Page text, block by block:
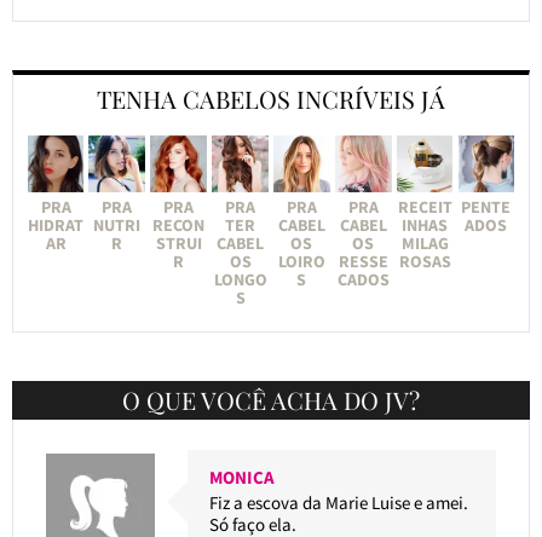
TENHA CABELOS INCRÍVEIS JÁ
PRA
HIDRAT
AR
PRA
NUTRI
R
PRA
RECON
STRUI
R
PRA
TER
CABEL
OS
LONGO
S
PRA
CABEL
OS
LOIRO
S
PRA
CABEL
OS
RESSE
CADOS
RECEIT
INHAS
MILAG
ROSAS
PENTE
ADOS
O QUE VOCÊ ACHA DO JV?
MONICA
Fiz a escova da Marie Luise e amei.
Só faço ela.